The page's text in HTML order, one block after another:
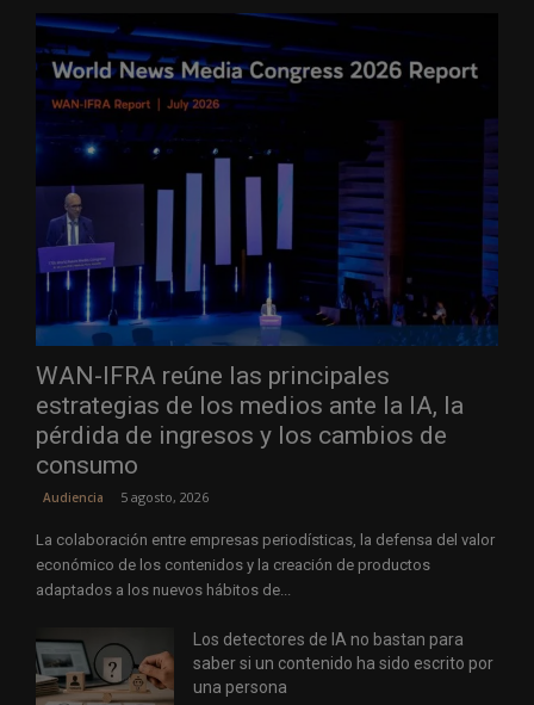
WAN-IFRA reúne las principales
estrategias de los medios ante la IA, la
pérdida de ingresos y los cambios de
consumo
Audiencia 5 agosto, 2026
La colaboración entre empresas periodísticas, la defensa del valor
económico de los contenidos y la creación de productos
adaptados a los nuevos hábitos de...
Los detectores de IA no bastan para
saber si un contenido ha sido escrito por
una persona